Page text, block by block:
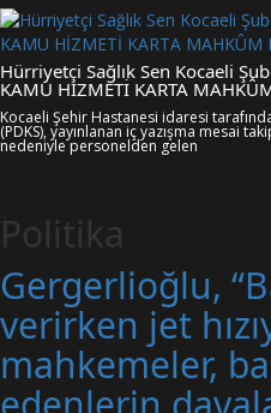
Hürriyetçi Sağlık Sen Kocaeli
KAMU HİZMETİ KARTA
Kocaeli Şehir Hastanesi idaresi
(PDKS), yayınlanan iç yazışma mesai
nedeniyle personelden gelen
Politika
Gergerlioğlu,
verirken jet
mahkemeler,